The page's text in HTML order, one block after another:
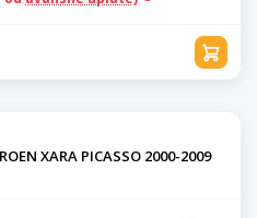
XARA PICASSO 2000-2009